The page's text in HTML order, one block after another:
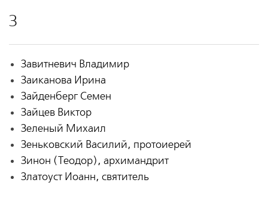
З
Завитневич Владимир
Заиканова Ирина
Зайденберг Семен
Зайцев Виктор
Зеленый Михаил
Зеньковский Василий, протоиерей
Зинон (Теодор), архимандрит
Златоуст Иоанн, святитель